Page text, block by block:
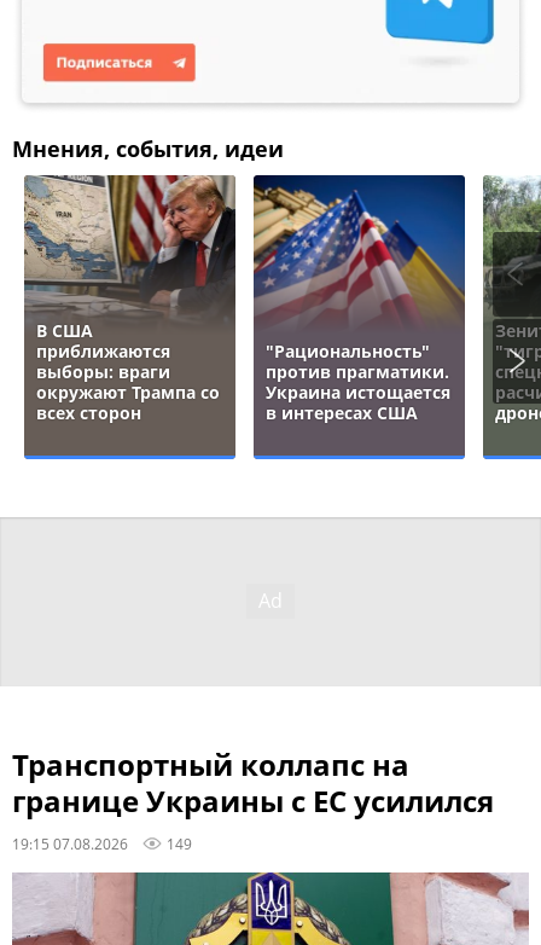
Мнения, события, идеи
В США
приближаются
выборы: враги
окружают Трампа со
всех сторон
"Рациональность"
против прагматики.
Украина истощается
в интересах США
Транспортный коллапс на
границе Украины с ЕС усилился
19:15 07.08.2026 149